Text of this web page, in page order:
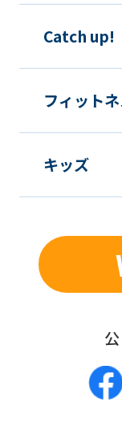
Catch up!
フィット
キッズ